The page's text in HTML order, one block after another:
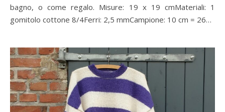
bagno, o come regalo. Misure: 19 x 19 cmMateriali: 1
gomitolo cottone 8/4Ferri: 2,5 mmCampione: 10 cm = 26…